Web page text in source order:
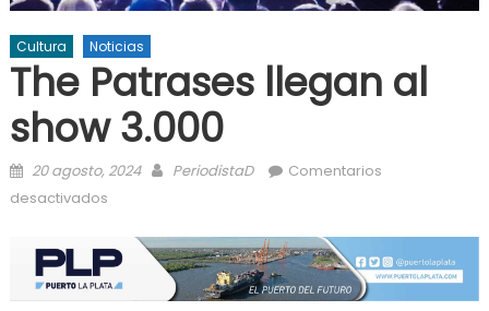
Cultura Noticias
The Patrases llegan al
show 3.000
Posted on
20 agosto, 2024 Author
PeriodistaD
Comentarios
desactivados